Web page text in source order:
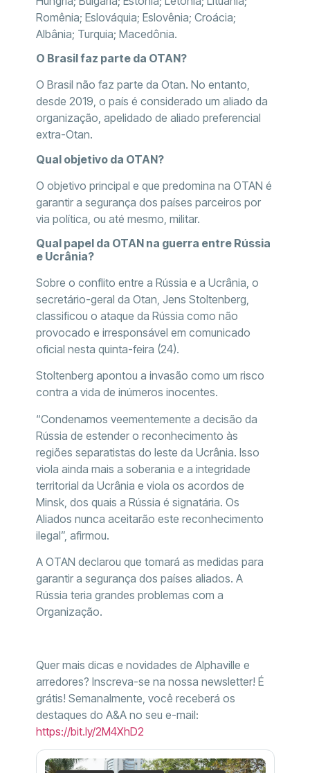
Romênia; Eslováquia; Eslovênia; Croácia;
Albânia; Turquia; Macedônia.
O Brasil faz parte da OTAN?
O Brasil não faz parte da Otan. No entanto,
desde 2019, o país é considerado um aliado da
organização, apelidado de aliado preferencial
extra-Otan.
Qual objetivo da OTAN?
O objetivo principal e que predomina na OTAN é
garantir a segurança dos países parceiros por
via política, ou até mesmo, militar.
Qual papel da OTAN na guerra entre Rússia
e Ucrânia?
Sobre o conflito entre a Rússia e a Ucrânia, o
secretário-geral da Otan, Jens Stoltenberg,
classificou o ataque da Rússia como não
provocado e irresponsável em comunicado
oficial nesta quinta-feira (24).
Stoltenberg apontou a invasão como um risco
contra a vida de inúmeros inocentes.
“Condenamos veementemente a decisão da
Rússia de estender o reconhecimento às
regiões separatistas do leste da Ucrânia. Isso
viola ainda mais a soberania e a integridade
territorial da Ucrânia e viola os acordos de
Minsk, dos quais a Rússia é signatária. Os
Aliados nunca aceitarão este reconhecimento
ilegal”, afirmou.
A OTAN declarou que tomará as medidas para
garantir a segurança dos países aliados. A
Rússia teria grandes problemas com a
Organização.
Quer mais dicas e novidades de Alphaville e
arredores? Inscreva-se na nossa newsletter! É
grátis! Semanalmente, você receberá os
destaques do A&A no seu e-mail:
https://bit.ly/2M4XhD2